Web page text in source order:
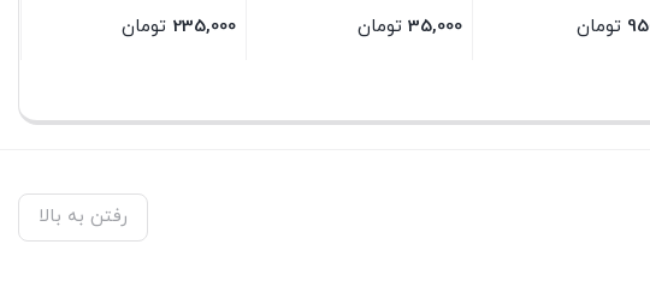
تومان 35,000 تومان 235,000 تومان
رفتن به بالا